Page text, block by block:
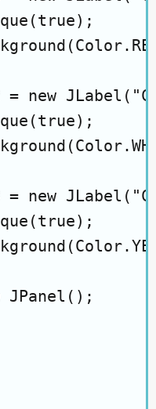
= new
= new
JPanel();